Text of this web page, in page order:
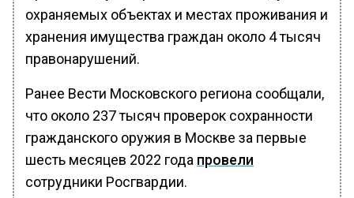
охраняемых объектах и местах проживания и
хранения имущества граждан около 4 тысяч
правонарушений.
Ранее Вести Московского региона сообщали,
что около 237 тысяч проверок сохранности
гражданского оружия в Москве за первые
шесть месяцев 2022 года провели
сотрудники Росгвардии.